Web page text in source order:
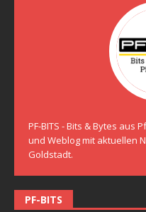
PF-BITS - Bits & Bytes aus
und Weblog mit aktuellen
Goldstadt.
PF-BITS